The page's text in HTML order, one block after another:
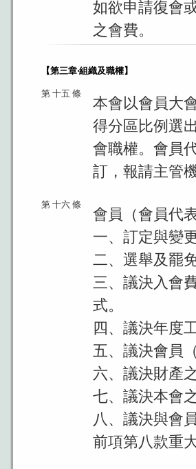
如欲申請復會
之會費。
【第三章‧組織及職權】
第 十五 條
本會以會員大
得分區比例選
會職權。會員
訂，報請主管
第 十六 條
會員（會員代
一、訂定與變
二、選舉及罷
三、議決入會
式。
四、議決年度
五、議決會員
六、議決財產
七、議決本會
八、議決與會
前項第八款重